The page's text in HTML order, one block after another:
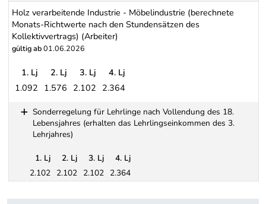
Sonderregelung für Lehrlinge, die das Lehrverhältnis nach
Holz verarbeitende Industrie - Möbelindustrie (berechnete
Monats-Richtwerte nach den Stundensätzen des
Kollektivvertrags) (Arbeiter)
gültig ab01.06.2026
1. Lj 2. Lj 3. Lj
4. Lj
1.092 1.576 2.102 2.364
Sonderregelung für Lehrlinge nach Vollendung des 18.
Lebensjahres (erhalten das Lehrlingseinkommen des 3.
Lehrjahres)
1. Lj 2. Lj 3. Lj
4. Lj
2.102 2.102 2.102 2.364